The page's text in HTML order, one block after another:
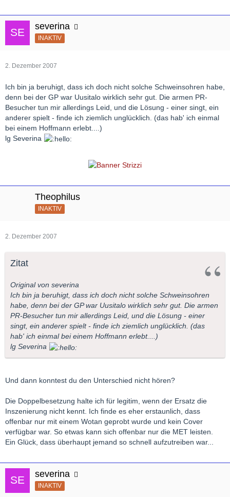
severina
INAKTIV
2. Dezember 2007
Ich bin ja beruhigt, dass ich doch nicht solche Schweinsohren habe,
denn bei der GP war Uusitalo wirklich sehr gut. Die armen PR-
Besucher tun mir allerdings Leid, und die Lösung - einer singt, ein
anderer spielt - finde ich ziemlich unglücklich. (das hab' ich einmal
bei einem Hoffmann erlebt....)
lg Severina
Theophilus
INAKTIV
2. Dezember 2007
Zitat
Original von severina
Ich bin ja beruhigt, dass ich doch nicht solche Schweinsohren
habe, denn bei der GP war Uusitalo wirklich sehr gut. Die armen
PR-Besucher tun mir allerdings Leid, und die Lösung - einer
singt, ein anderer spielt - finde ich ziemlich unglücklich. (das
hab' ich einmal bei einem Hoffmann erlebt....)
lg Severina
Und dann konntest du den Unterschied nicht hören?
Die Doppelbesetzung halte ich für legitim, wenn der Ersatz die
Inszenierung nicht kennt. Ich finde es eher erstaunlich, dass
offenbar nur mit einem Wotan geprobt wurde und kein Cover
verfügbar war. So etwas kann sich offenbar nur die MET leisten.
Ein Glück, dass überhaupt jemand so schnell aufzutreiben war...
severina
INAKTIV